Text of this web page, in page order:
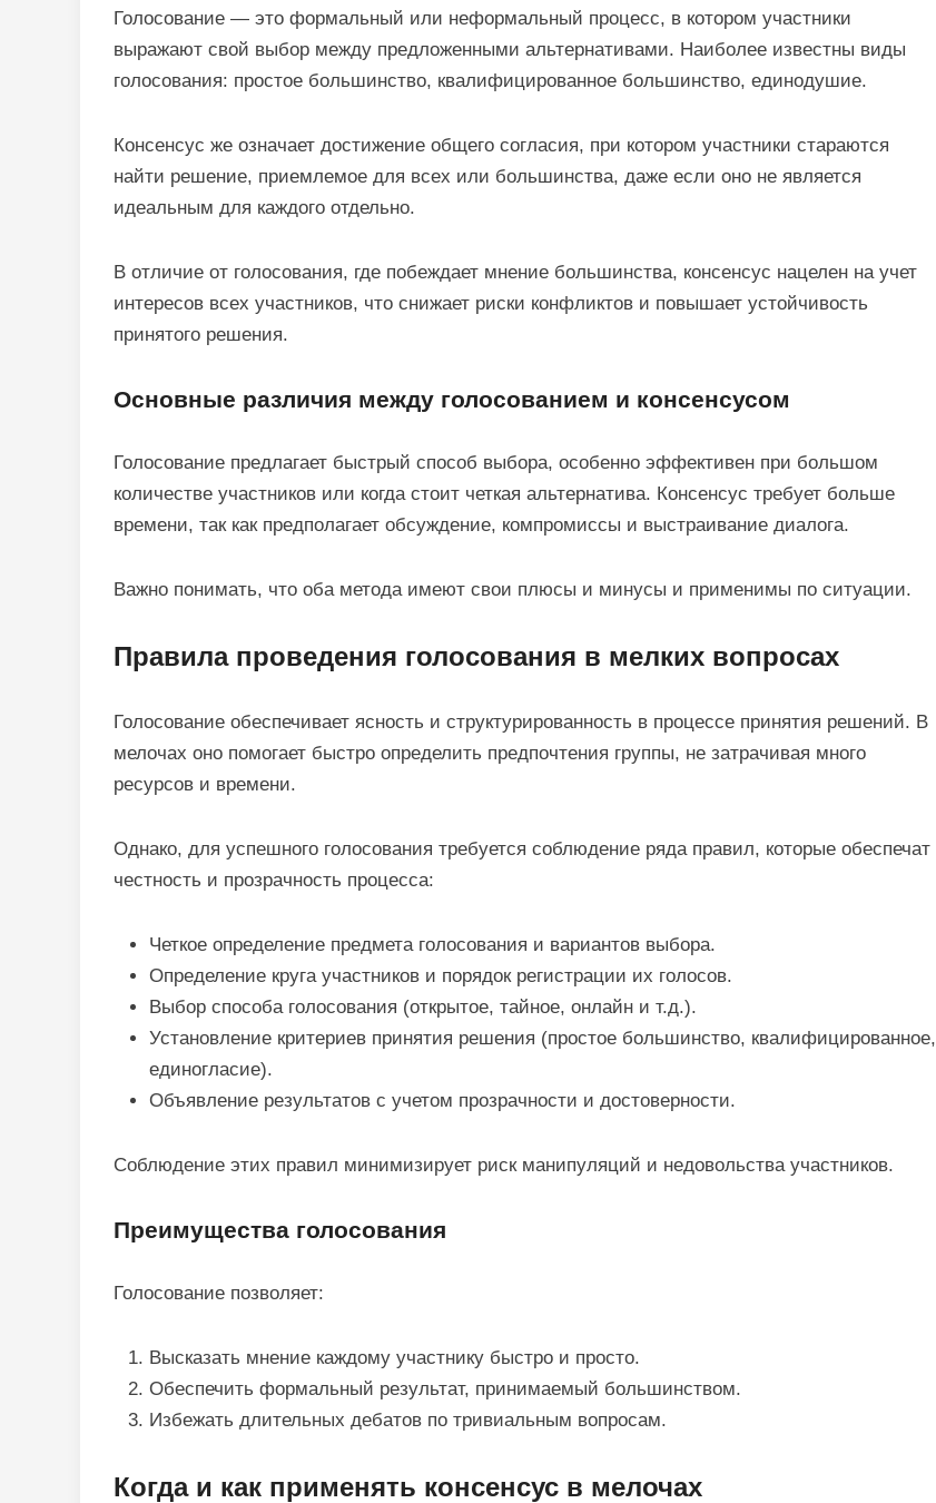
Голосование — это формальный или неформальный процесс, в котором участники
выражают свой выбор между предложенными альтернативами. Наиболее известны виды
голосования: простое большинство, квалифицированное большинство, единодушие.
Консенсус же означает достижение общего согласия, при котором участники стараются
найти решение, приемлемое для всех или большинства, даже если оно не является
идеальным для каждого отдельно.
В отличие от голосования, где побеждает мнение большинства, консенсус нацелен на учет
интересов всех участников, что снижает риски конфликтов и повышает устойчивость
принятого решения.
Основные различия между голосованием и консенсусом
Голосование предлагает быстрый способ выбора, особенно эффективен при большом
количестве участников или когда стоит четкая альтернатива. Консенсус требует больше
времени, так как предполагает обсуждение, компромиссы и выстраивание диалога.
Важно понимать, что оба метода имеют свои плюсы и минусы и применимы по ситуации.
Правила проведения голосования в мелких вопросах
Голосование обеспечивает ясность и структурированность в процессе принятия решений. В
мелочах оно помогает быстро определить предпочтения группы, не затрачивая много
ресурсов и времени.
Однако, для успешного голосования требуется соблюдение ряда правил, которые обеспечат
честность и прозрачность процесса:
Четкое определение предмета голосования и вариантов выбора.
Определение круга участников и порядок регистрации их голосов.
Выбор способа голосования (открытое, тайное, онлайн и т.д.).
Установление критериев принятия решения (простое большинство, квалифицированное,
единогласие).
Объявление результатов с учетом прозрачности и достоверности.
Соблюдение этих правил минимизирует риск манипуляций и недовольства участников.
Преимущества голосования
Голосование позволяет:
Высказать мнение каждому участнику быстро и просто.
Обеспечить формальный результат, принимаемый большинством.
Избежать длительных дебатов по тривиальным вопросам.
Когда и как применять консенсус в мелочах